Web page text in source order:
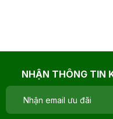
NHẬN THÔNG TIN